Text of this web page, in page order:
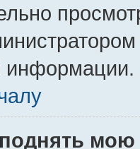
информации.
мою